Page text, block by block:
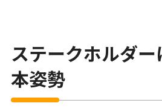
ステークホルダ
本姿勢